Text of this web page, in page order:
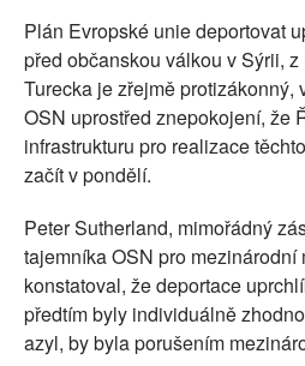
SOCIÁLNÍ SÍTĚ
RUBRIKY
PLNÁ VERZE STRÁNEK
Plán Evropské unie deportovat
před občanskou válkou v Sýrii,
Turecka je zřejmě protizákonný,
OSN uprostřed znepokojení, že
infrastrukturu pro realizace
začít v pondělí.
Peter Sutherland, mimořádný
tajemníka OSN pro mezinárodní
konstatoval, že deportace
předtím byly individuálně
azyl, by byla porušením